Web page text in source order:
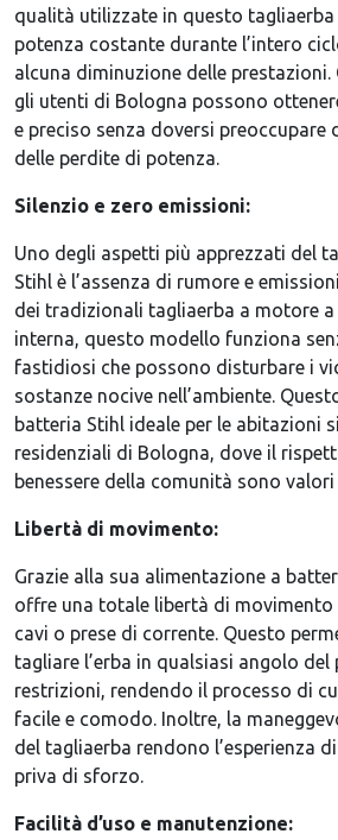
qualità utilizzate in questo
potenza costante durante l’intero
alcuna diminuzione delle
gli utenti di Bologna possono
e preciso senza doversi preoccupare
delle perdite di potenza.
Silenzio e zero emissioni:
Uno degli aspetti più apprezzati del
Stihl è l’assenza di rumore e
dei tradizionali tagliaerba a motore
interna, questo modello funziona
fastidiosi che possono disturbare i
sostanze nocive nell’ambiente.
batteria Stihl ideale per le abitazioni
residenziali di Bologna, dove il
benessere della comunità sono
Libertà di movimento:
Grazie alla sua alimentazione a
offre una totale libertà di movimento
cavi o prese di corrente. Questo
tagliare l’erba in qualsiasi angolo
restrizioni, rendendo il processo di
facile e comodo. Inoltre, la
del tagliaerba rendono l’esperienza
priva di sforzo.
Facilità d’uso e manutenzione: